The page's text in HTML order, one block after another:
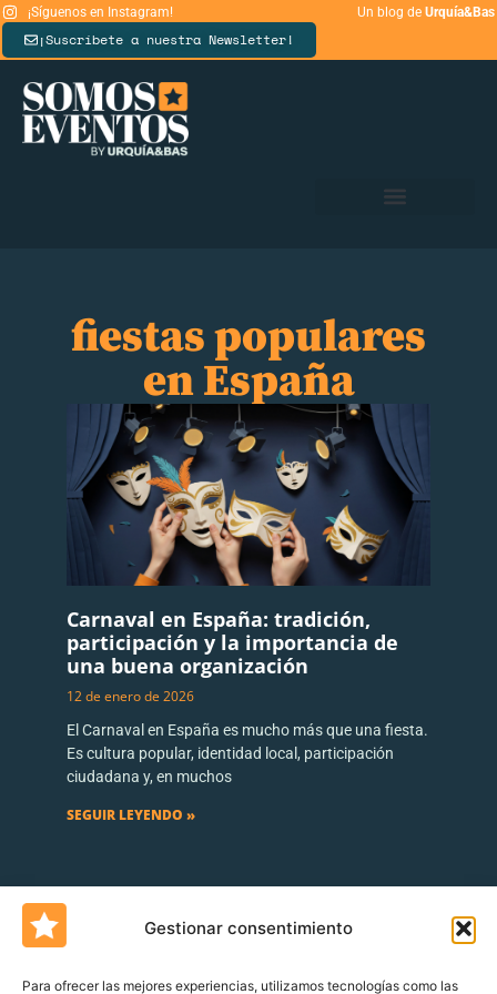
Gestionar consentimiento
Para ofrecer las mejores experiencias, utilizamos tecnologías como las
¡Síguenos en Instagram! Un blog de Urquía&Bas
¡Suscríbete a nuestra Newsletter!
fiestas populares
en España
Carnaval en España: tradición,
participación y la importancia de
una buena organización
12 de enero de 2026
El Carnaval en España es mucho más que una fiesta.
Es cultura popular, identidad local, participación
ciudadana y, en muchos
SEGUIR LEYENDO »